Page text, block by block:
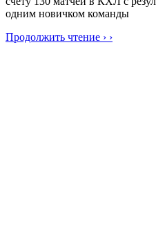
одним новичком команды
Продолжить чтение › ›